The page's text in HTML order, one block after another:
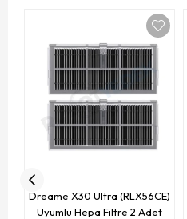
Dreame X30 Ultra (RLX56CE)
Uyumlu Hepa Filtre 2 Adet